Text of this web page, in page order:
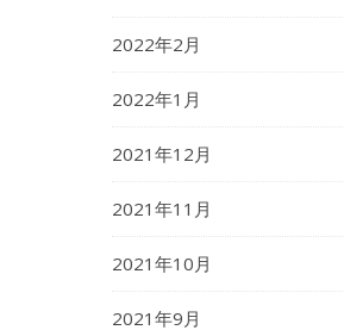
2022年2月
2022年1月
2021年12月
2021年11月
2021年10月
2021年9月